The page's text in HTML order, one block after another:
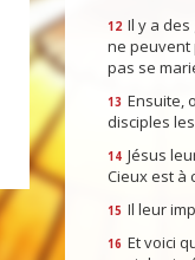
12 Il y a
ne peuvent
pas se
13 Ensuite,
disciples
14 Jésus
Cieux est à
15 Il leur
16 Et voici